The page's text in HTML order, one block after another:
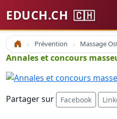
EDUCH.CH 🇨🇭
Accueil Prévention
Annales et concours
Partager sur Facebook